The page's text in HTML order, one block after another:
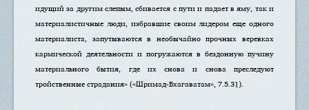
идущий за другим слепым, сбивается с пути и падает в яму, так и
материалистичные люди, избравшие своим лидером еще одного
материалиста, запутываются в необычайно прочных веревках
кармической деятельности и погружаются в бездонную пучину
материального бытия, где их снова и снова преследуют
тройственные страдания» («Шримад-Бхагаватам», 7.5.31).